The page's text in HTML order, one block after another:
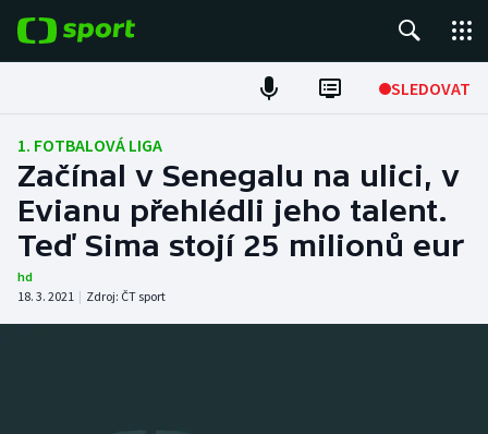
SLEDOVAT
Fotbal
Hokej
Tenis
Atletika
1. FOTBALOVÁ LIGA
Začínal v Senegalu na ulici, v
Evianu přehlédli jeho talent.
Teď Sima stojí 25 milionů eur
hd
18. 3. 2021 | Zdroj: ČT sport